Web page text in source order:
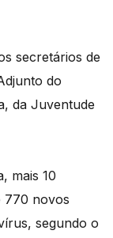
secretários de
do
da Juventude
mais 10
770 novos
segundo o